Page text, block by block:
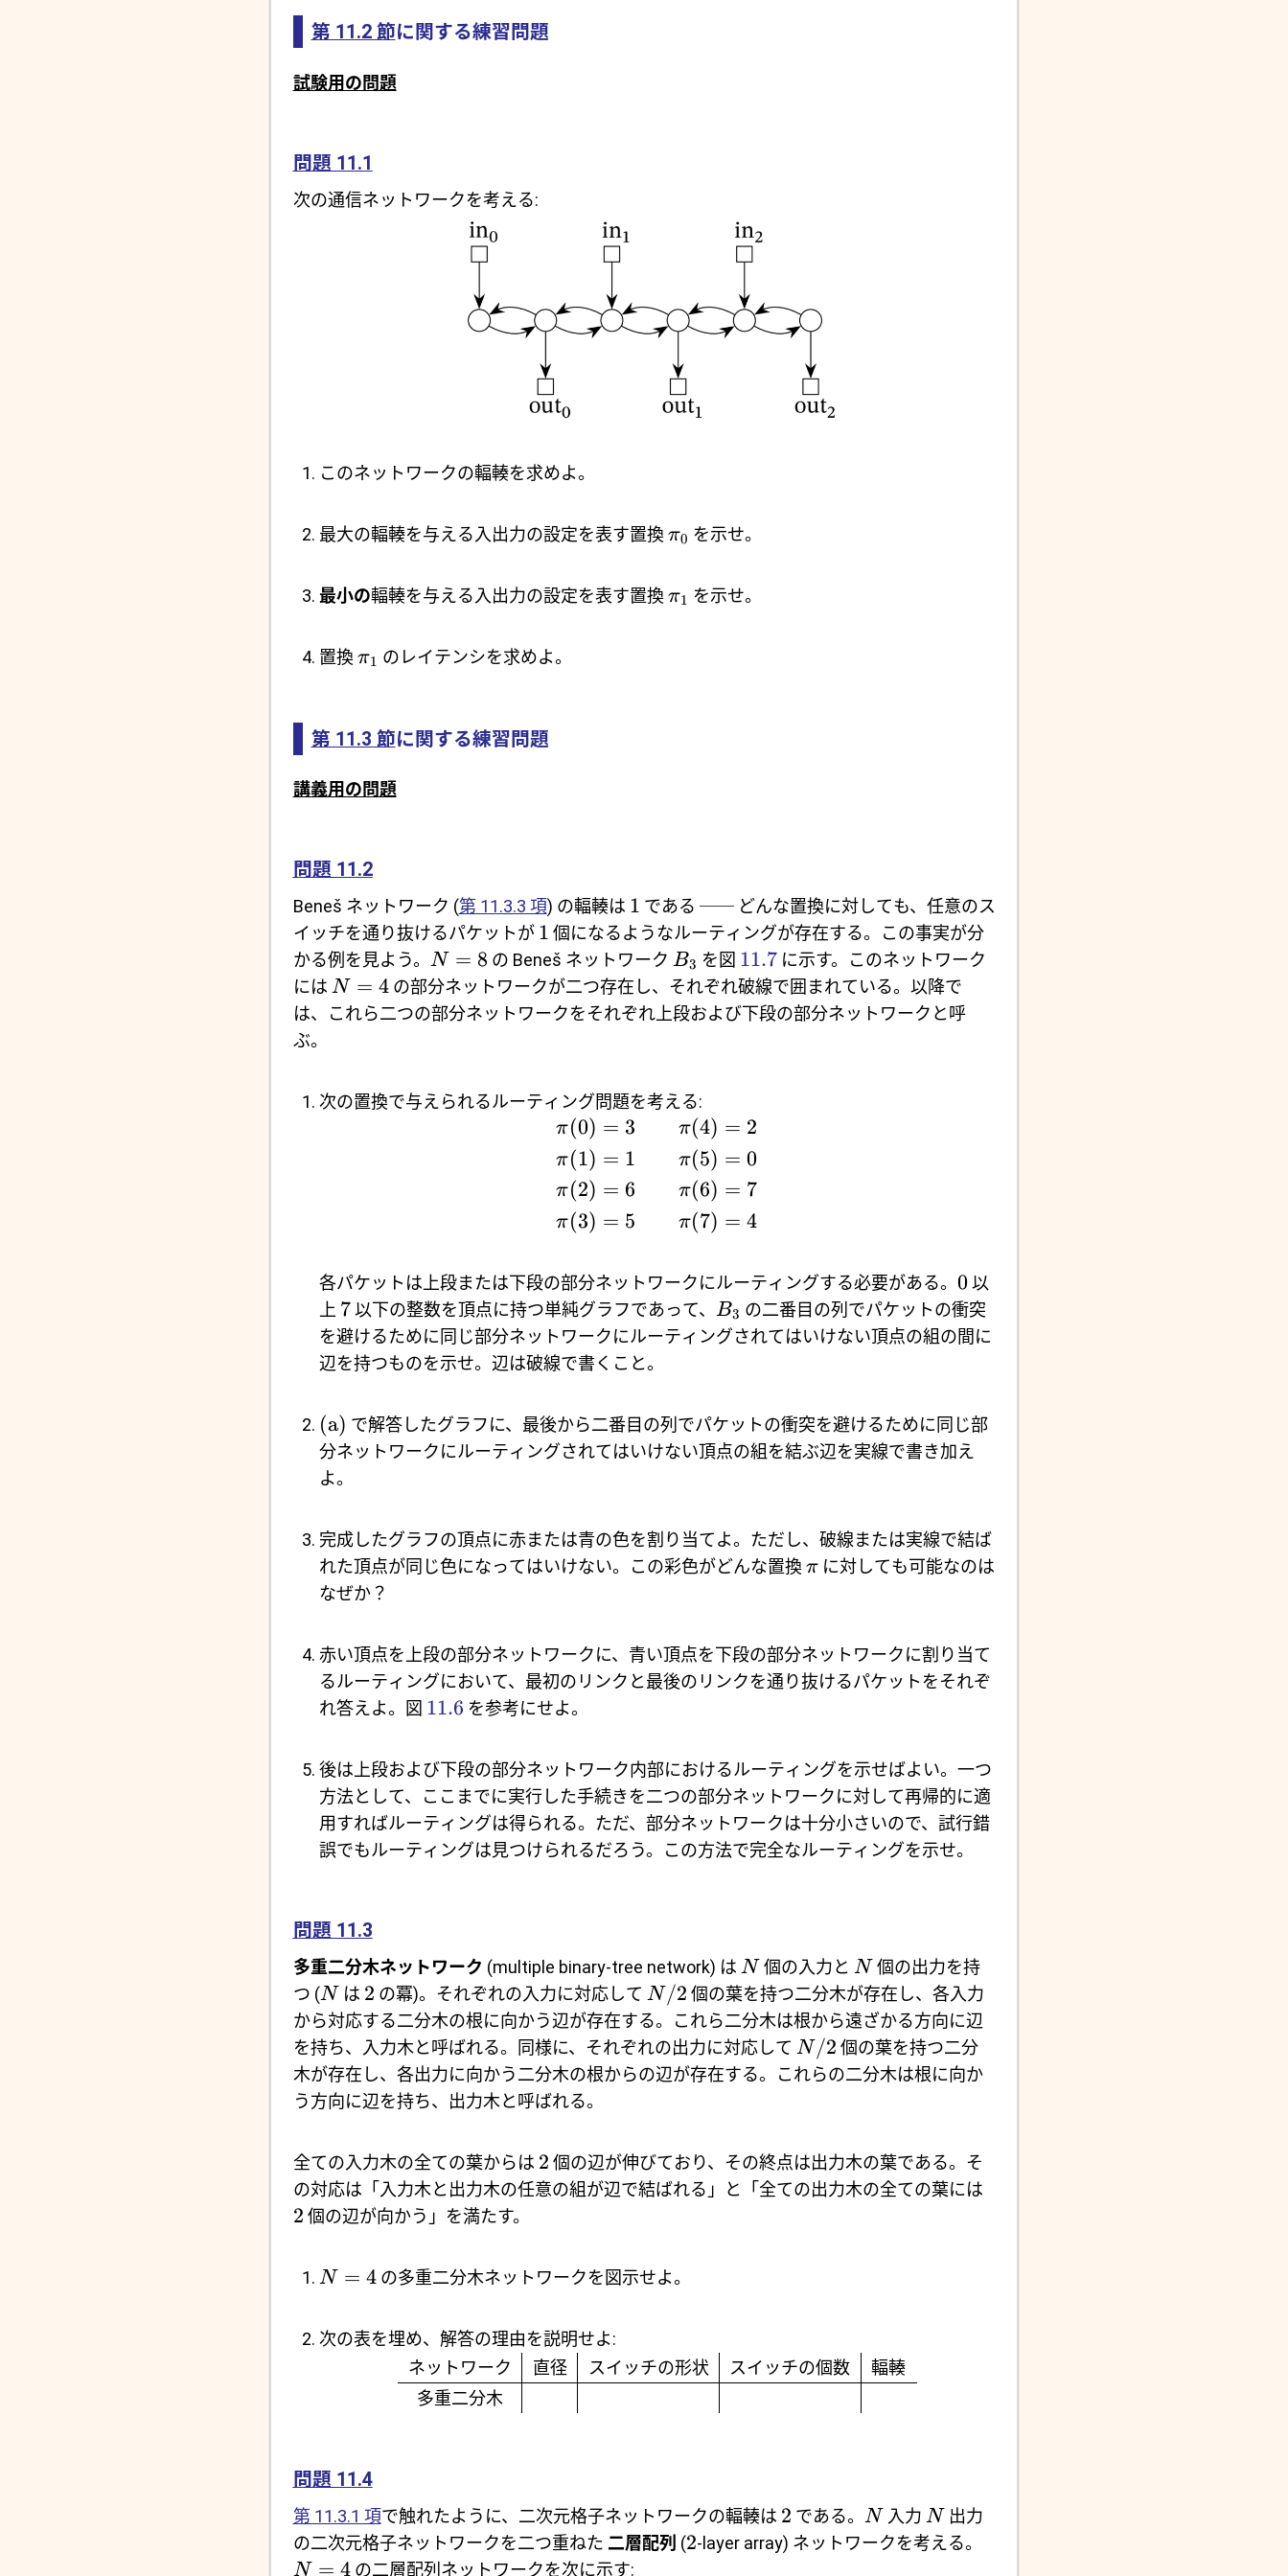
第 11.2 節に関する練習問題
試験用の問題
問題 11.1
次の通信ネットワークを考える:
このネットワークの輻輳を求めよ。
最大の輻輳を与える入出力の設定を表す置換π0 を示せ。
最小の輻輳を与える入出力の設定を表す置換π1 を示せ。
置換π1 のレイテンシを求めよ。
第 11.3 節に関する練習問題
講義用の問題
問題 11.2
Beneš ネットワーク (第 11.3.3 項) の輻輳は 1 である ── どんな置換に対しても、任意のス
イッチを通り抜けるパケットが 1 個になるようなルーティングが存在する。この事実が分
かる例を見よう。 N = 8 の Beneš ネットワーク B3 を図 11.7 に示す。このネットワーク
には N = 4の部分ネットワークが二つ存在し、それぞれ破線で囲まれている。以降で
は、これら二つの部分ネットワークをそれぞれ上段および下段の部分ネットワークと呼
ぶ。
次の置換で与えられるルーティング問題を考える:
π(0)
π(1)
π(2)
π(3)
= 3
= 1
= 6
= 5
π(4)
π(5)
π(6)
π(7)
= 2
= 0
= 7
= 4
各パケットは上段または下段の部分ネットワークにルーティングする必要がある。 0以
上 7以下の整数を頂点に持つ単純グラフであって、 B3 の二番目の列でパケットの衝突
を避けるために同じ部分ネットワークにルーティングされてはいけない頂点の組の間に
辺を持つものを示せ。辺は破線で書くこと。
(a) で解答したグラフに、最後から二番目の列でパケットの衝突を避けるために同じ部
分ネットワークにルーティングされてはいけない頂点の組を結ぶ辺を実線で書き加え
よ。
完成したグラフの頂点に赤または青の色を割り当てよ。ただし、破線または実線で結ば
れた頂点が同じ色になってはいけない。この彩色がどんな置換π に対しても可能なのは
なぜか？
赤い頂点を上段の部分ネットワークに、青い頂点を下段の部分ネットワークに割り当て
るルーティングにおいて、最初のリンクと最後のリンクを通り抜けるパケットをそれぞ
れ答えよ。図 11.6 を参考にせよ。
後は上段および下段の部分ネットワーク内部におけるルーティングを示せばよい。一つ
方法として、ここまでに実行した手続きを二つの部分ネットワークに対して再帰的に適
用すればルーティングは得られる。ただ、部分ネットワークは十分小さいので、試行錯
誤でもルーティングは見つけられるだろう。この方法で完全なルーティングを示せ。
問題 11.3
多重二分木ネットワーク (multiple binary-tree network) は N 個の入力と N 個の出力を持
つ (N は 2 の冪)。それぞれの入力に対応して N /2 個の葉を持つ二分木が存在し、各入力
から対応する二分木の根に向かう辺が存在する。これら二分木は根から遠ざかる方向に辺
を持ち、入力木と呼ばれる。同様に、それぞれの出力に対応して N/2 個の葉を持つ二分
木が存在し、各出力に向かう二分木の根からの辺が存在する。これらの二分木は根に向か
う方向に辺を持ち、出力木と呼ばれる。
全ての入力木の全ての葉からは 2 個の辺が伸びており、その終点は出力木の葉である。そ
の対応は「入力木と出力木の任意の組が辺で結ばれる」と「全ての出力木の全ての葉には
2 個の辺が向かう」を満たす。
N = 4の多重二分木ネットワークを図示せよ。
次の表を埋め、解答の理由を説明せよ:
ネットワーク
多重二分木
直径 スイッチの形状 スイッチの個数 輻輳
問題 11.4
第 11.3.1 項で触れたように、二次元格子ネットワークの輻輳は 2 である。 N 入力 N 出力
の二次元格子ネットワークを二つ重ねた 二層配列 (2-layer array) ネットワークを考える。
N = 4の二層配列ネットワークを次に示す: